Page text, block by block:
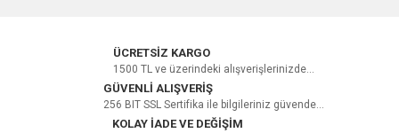
ÜCRETSİZ KARGO
1500 TL ve üzerindeki alışverişlerinizde...
GÜVENLİ ALIŞVERİŞ
256 BIT SSL Sertifika ile bilgileriniz güvende...
KOLAY İADE VE DEĞİŞİM